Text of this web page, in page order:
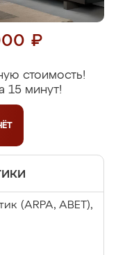
₽
стоимость!
15 минут!
(ARPA, ABET),